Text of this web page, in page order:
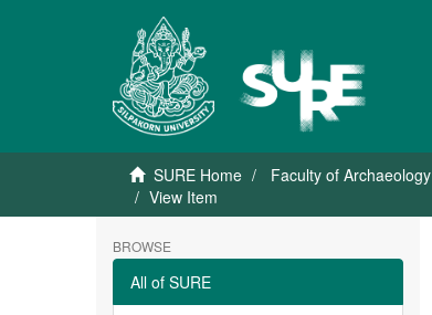
SURE Home Faculty of Archaeology
View Item
BROWSE
All of SURE